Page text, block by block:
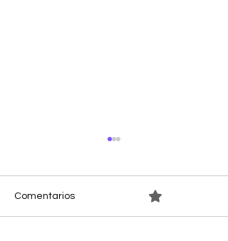
Comentarios